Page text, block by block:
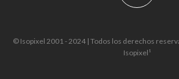
© Isopixel 2001 - 2024 | Todos los derechos
Isopixel¹